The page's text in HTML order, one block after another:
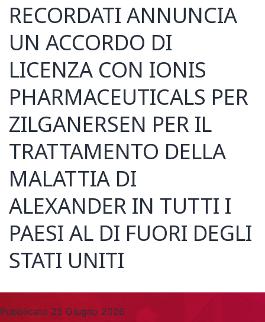
RECORDATI ANNUNCIA
UN ACCORDO DI
LICENZA CON IONIS
PHARMACEUTICALS PER
ZILGANERSEN PER IL
TRATTAMENTO DELLA
MALATTIA DI
ALEXANDER IN TUTTI I
PAESI AL DI FUORI DEGLI
STATI UNITI
Pubblicato 25 Giugno 2026